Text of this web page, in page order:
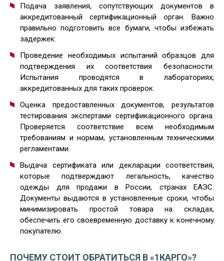
Подача заявления, сопутствующих документов в
аккредитованный сертификационный орган. Важно
правильно подготовить все бумаги, чтобы избежать
задержек.
Проведение необходимых испытаний образцов для
подтверждения их соответствия безопасности.
Испытания проводятся в лабораториях,
аккредитованных для таких проверок.
Оценка предоставленных документов, результатов
тестирования экспертами сертификационного органа.
Проверяется соответствие всем необходимым
требованиям и нормам, установленным техническими
регламентами.
Выдача сертификата или декларации соответствия,
которые подтверждают легальность, качество
одежды для продажи в России, странах ЕАЭС.
Документы выдаются в установленные сроки, чтобы
минимизировать простой товара на складах,
обеспечить его своевременную доставку к конечному
покупателю.
ПОЧЕМУ СТОИТ ОБРАТИТЬСЯ В «1КАРГО»?